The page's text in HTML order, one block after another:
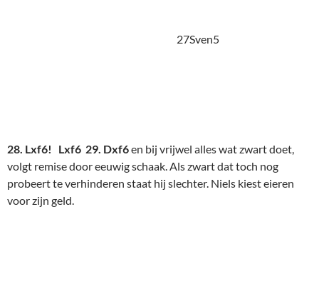
27Sven6
29. .. Le6 30. Dg5+ Kh8 31. Df6+
Remise door eeuwig
schaak.
Sven maakt nu het vooral van Peter bekende pffff- geluid met